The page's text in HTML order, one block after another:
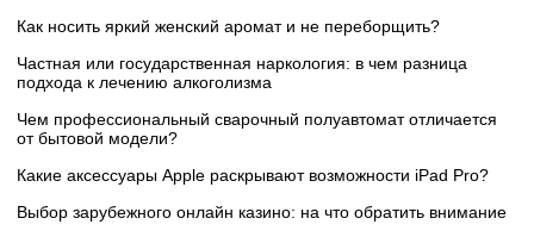
Как носить яркий женский аромат и не переборщить?
Частная или государственная наркология: в чем разница
подхода к лечению алкоголизма
Чем профессиональный сварочный полуавтомат отличается
от бытовой модели?
Какие аксессуары Apple раскрывают возможности iPad Pro?
Выбор зарубежного онлайн казино: на что обратить внимание